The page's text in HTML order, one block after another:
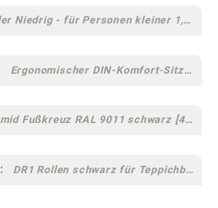
Gasfeder Niedrig - für Personen kleiner 1,60 m
Ergonomischer DIN-Komfort-Sitz [75]
Polyamid Fußkreuz RAL 9011 schwarz [44]
DR1 Rollen schwarz für Teppichböden [10]